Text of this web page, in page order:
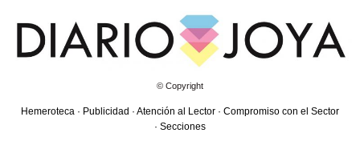
© Copyright
Hemeroteca · Publicidad · Atención al Lector · Compromiso con el Sector
· Secciones